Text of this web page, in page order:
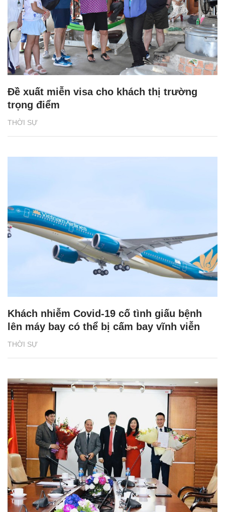
THỜI SỰ
Đề xuất miễn visa cho khách thị trường
trọng điểm
THỜI SỰ
Khách nhiễm Covid-19 cố tình giấu bệnh
lên máy bay có thể bị cấm bay vĩnh viễn